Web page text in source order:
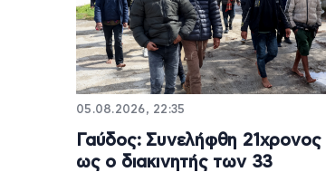
05.08.2026, 22:35
Γαύδος: Συνελήφθη 21χρονος
ως ο διακινητής των 33